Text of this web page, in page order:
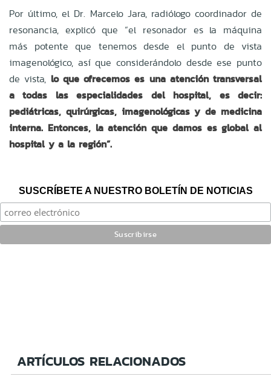
Por último, el Dr. Marcelo Jara, radiólogo coordinador de
resonancia, explicó que “el resonador es la máquina
más potente que tenemos desde el punto de vista
imagenológico, así que considerándolo desde ese punto
de vista, lo que ofrecemos es una atención transversal
a todas las especialidades del hospital, es decir:
pediátricas, quirúrgicas, imagenológicas y de medicina
interna. Entonces, la atención que damos es global al
hospital y a la región”.
SUSCRÍBETE A NUESTRO BOLETÍN DE NOTICIAS
ARTÍCULOS RELACIONADOS